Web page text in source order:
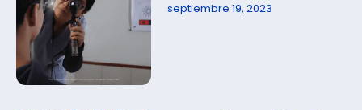
septiembre 19, 2023